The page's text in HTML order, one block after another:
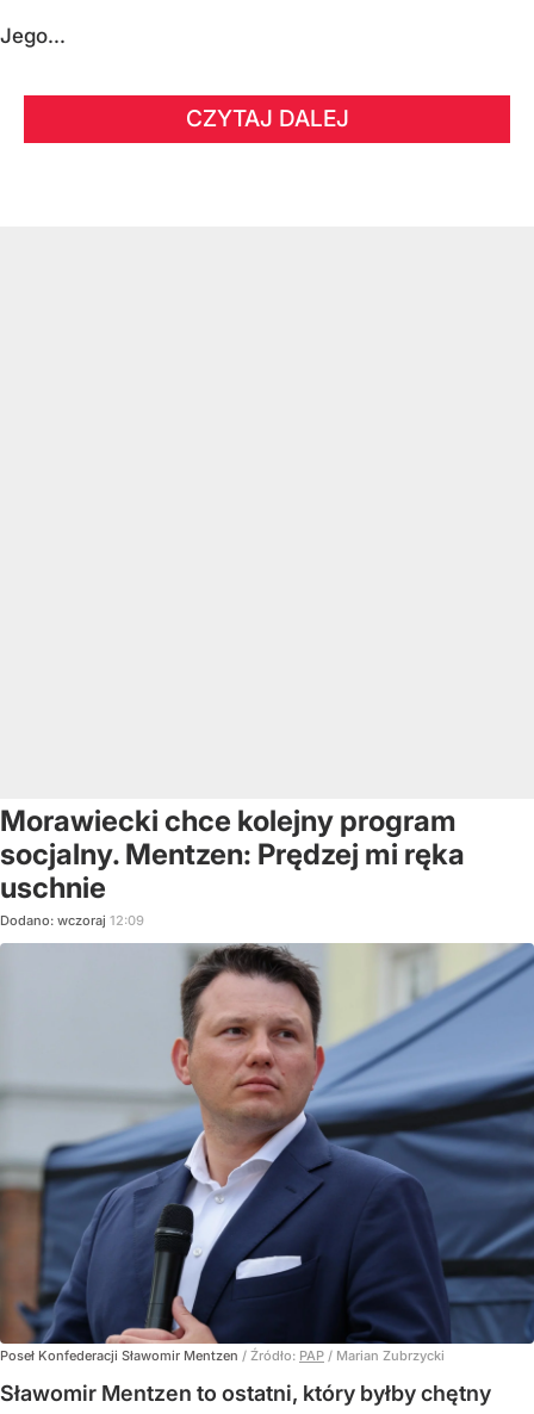
Jego...
CZYTAJ DALEJ
Morawiecki chce kolejny program
socjalny. Mentzen: Prędzej mi ręka
uschnie
Dodano: wczoraj 12:09
Poseł Konfederacji Sławomir Mentzen / Źródło: PAP / Marian Zubrzycki
Sławomir Mentzen to ostatni, który byłby chętny